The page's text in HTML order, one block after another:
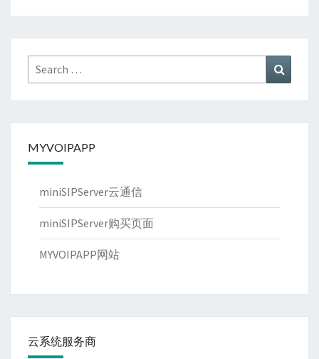
Search
for:
MYVOIPAPP
miniSIPServer云通信
miniSIPServer购买页面
MYVOIPAPP网站
云系统服务商